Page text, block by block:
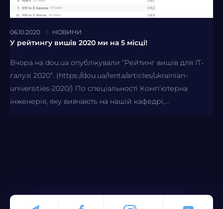
06.10.2020 НОВИНИ
У рейтингу вишів 2020 ми на 5 місці!
Вчора на dou.ua опублікували “Рейтинг вишів для ІТ-
галузі 2020”. (https://dou.ua/lenta/articles/ukrainian-
universities-2020/) По спеціальності Комп’ютерна
інженерія, яку вивчають на нашій кафедрі,...